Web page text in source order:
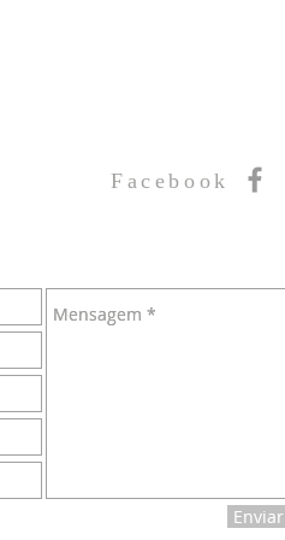
Facebook
Enviar
Enviar